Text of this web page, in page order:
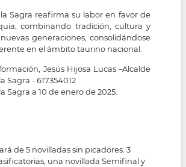
Sagra reafirma su labor en favor de
combinando tradición, cultura y
generaciones, consolidándose
en el ámbito taurino nacional.
Jesús Hijosa Lucas –Alcalde
Sagra - 617354012
Sagra a 10 de enero de 2025.
de 5 novilladas sin picadores. 3
una novillada Semifinal y